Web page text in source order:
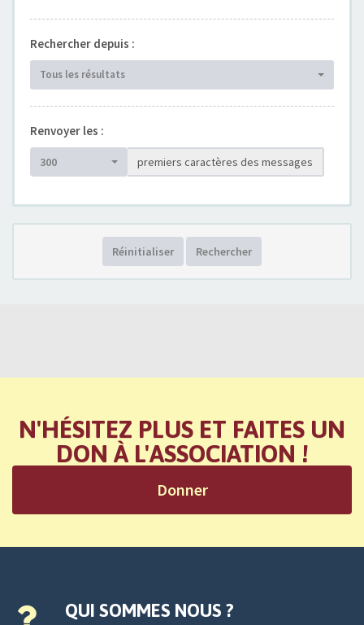
Rechercher depuis :
Tous les résultats
Renvoyer les :
300 premiers caractères des messages
Réinitialiser Rechercher
N'HÉSITEZ PLUS ET FAITES UN
DON À L'ASSOCIATION !
Donner
QUI SOMMES NOUS ?